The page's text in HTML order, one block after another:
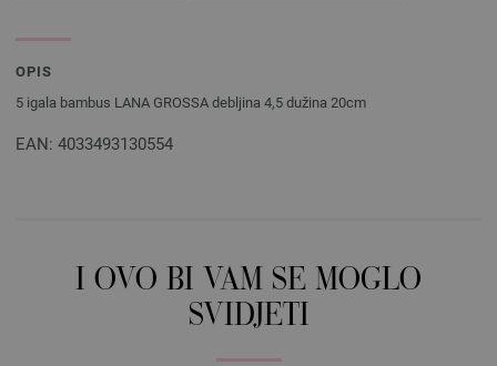
OPIS
5 igala bambus LANA GROSSA debljina 4,5 dužina 20cm
EAN: 4033493130554
I OVO BI VAM SE MOGLO
SVIDJETI